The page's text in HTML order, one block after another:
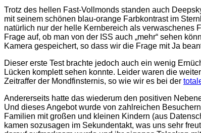
Trotz des hellen Fast-Vollmonds standen auch
mit seinem schönen blau-orange Farbkontrast im
natürlich nur der helle Kernbereich als verwaschenes
Frage auf, ob man von der ISS auch „mehr“ sehen
Kamera gespeichert, so dass wir die Frage mit Ja
Dieser erste Test brachte jedoch auch ein wenig
Lücken komplett sehen konnte. Leider waren die
Zeitraffer der Mondfinsternis, so wie wir es bei der
Andererseits hatte das wiederum den positiven
Und dieses Angebot wurde von zahlreichen
Familien mit großen und kleinen Kindern (aus
kamen sozusagen im Sekundentakt, was uns sehr